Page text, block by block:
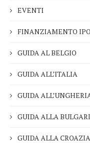
EVENTI
FINANZIAMENTO
GUIDA AL BELGIO
GUIDA ALL’ITALIA
GUIDA
GUIDA ALLA
GUIDA ALLA CROAZIA